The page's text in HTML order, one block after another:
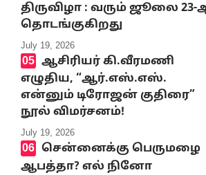
திருவிழா : வரும் ஜூலை
தொடங்குகிறது
July 19, 2026
ஆசிரியர் கி.வீரமணி
எழுதிய, “ஆர்.எஸ்.எஸ்.
என்னும் டிரோஜன் குதிரை”
நூல் விமர்சனம்!
July 19, 2026
சென்னைக்கு பெருமழை
ஆபத்தா? எல் நினோ